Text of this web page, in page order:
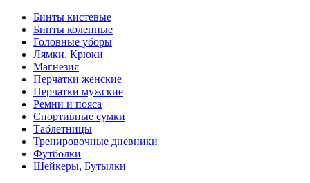
Бинты кистевые
Бинты коленные
Головные уборы
Лямки, Крюки
Магнезия
Перчатки женские
Перчатки мужские
Ремни и пояса
Спортивные сумки
Таблетницы
Тренировочные дневники
Футболки
Шейкеры, Бутылки